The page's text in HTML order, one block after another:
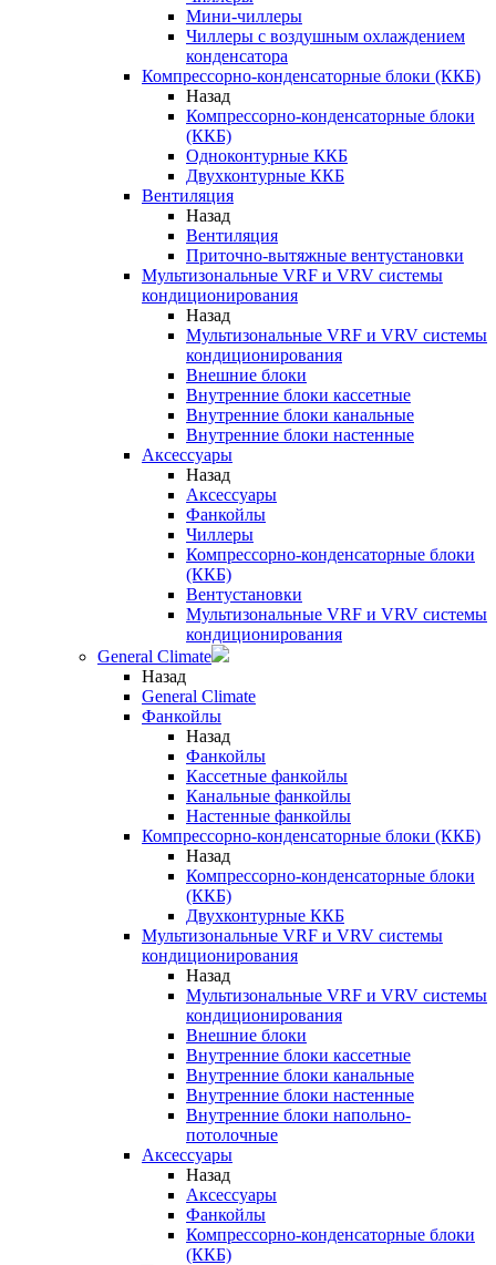
Мини-чиллеры
Чиллеры с воздушным охлаждением
конденсатора
Компрессорно-конденсаторные блоки (ККБ)
Назад
Компрессорно-конденсаторные блоки
(ККБ)
Одноконтурные ККБ
Двухконтурные ККБ
Вентиляция
Назад
Вентиляция
Приточно-вытяжные вентустановки
Мультизональные VRF и VRV системы
кондиционирования
Назад
Мультизональные VRF и VRV системы
кондиционирования
Внешние блоки
Внутренние блоки кассетные
Внутренние блоки канальные
Внутренние блоки настенные
Аксессуары
Назад
Аксессуары
Фанкойлы
Чиллеры
Компрессорно-конденсаторные блоки
(ККБ)
Вентустановки
Мультизональные VRF и VRV системы
кондиционирования
General Climate
Назад
General Climate
Фанкойлы
Назад
Фанкойлы
Кассетные фанкойлы
Канальные фанкойлы
Настенные фанкойлы
Компрессорно-конденсаторные блоки (ККБ)
Назад
Компрессорно-конденсаторные блоки
(ККБ)
Двухконтурные ККБ
Мультизональные VRF и VRV системы
кондиционирования
Назад
Мультизональные VRF и VRV системы
кондиционирования
Внешние блоки
Внутренние блоки кассетные
Внутренние блоки канальные
Внутренние блоки настенные
Внутренние блоки напольно-
потолочные
Аксессуары
Назад
Аксессуары
Фанкойлы
Компрессорно-конденсаторные блоки
(ККБ)